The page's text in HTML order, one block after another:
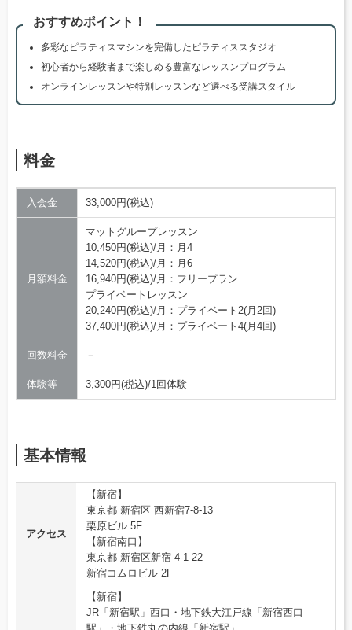
おすすめポイント！
多彩なピラティスマシンを完備したピラティススタジオ
初心者から経験者まで楽しめる豊富なレッスンプログラム
オンラインレッスンや特別レッスンなど選べる受講スタイル
料金
入会金 33,000円(税込)
月額料金
マットグループレッスン
10,450円(税込)/月：月4
14,520円(税込)/月：月6
16,940円(税込)/月：フリープラン
プライベートレッスン
20,240円(税込)/月：プライベート2(月2回)
37,400円(税込)/月：プライベート4(月4回)
回数料金 －
体験等 3,300円(税込)/1回体験
基本情報
アクセス
【新宿】
東京都 新宿区 西新宿7-8-13
栗原ビル 5F
【新宿南口】
東京都 新宿区新宿 4‐1‐22
新宿コムロビル 2F
【新宿】
JR「新宿駅」西口・地下鉄大江戸線「新宿西口